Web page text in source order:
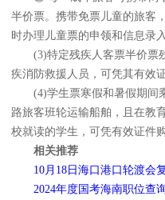
半价票。携带免票儿童的旅客
时办理儿童票的申领和信息录
(3)特定残疾人客票半价票
疾消防救援人员，可凭其有效
(4)学生票寒假和暑假期间
路旅客班轮运输船舶，且在教
校就读的学生，可凭有效证件
相关推荐
10月18日海口港口轮渡会
2024年度国考海南职位查